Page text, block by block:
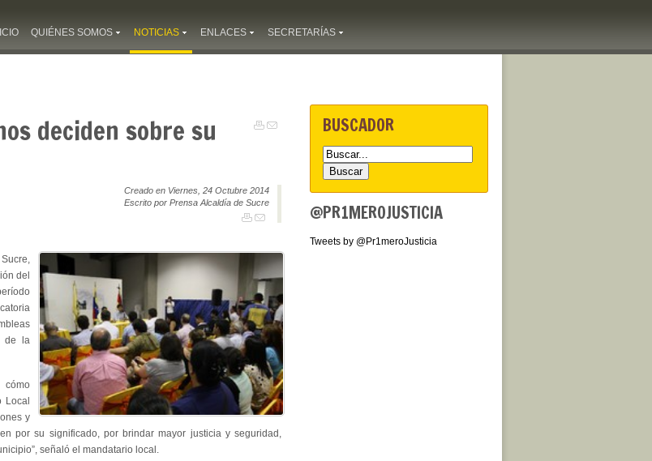
QUIÉNES SOMOS NOTICIAS ENLACES SECRETARÍAS
deciden sobre su
Creado en Viernes, 24 Octubre 2014
Escrito por Prensa Alcaldía de Sucre
del
de la
cómo
Local
y
por su significado, por brindar mayor justicia y seguridad,
señaló el mandatario local.
BUSCADOR
@PR1MEROJUSTICIA
Tweets by @Pr1meroJusticia